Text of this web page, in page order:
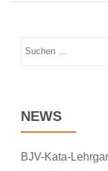
NEWS
BJV-Kata-